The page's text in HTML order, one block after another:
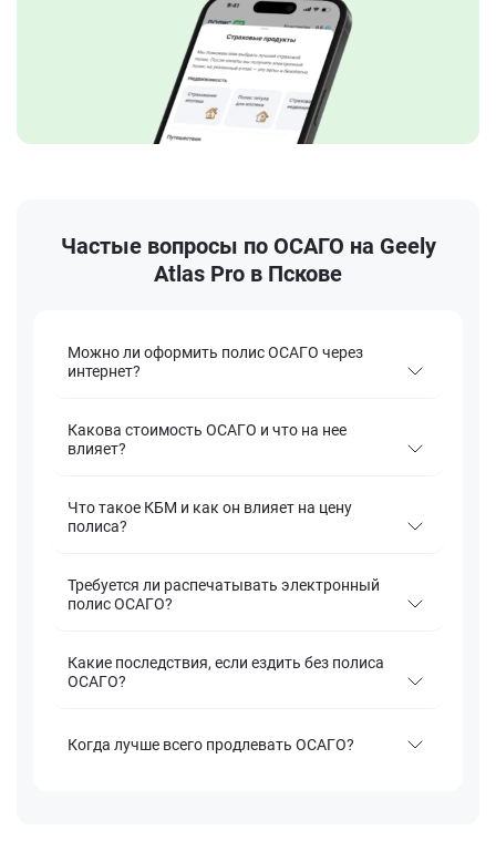
Частые вопросы по ОСАГО на Geely
Atlas Pro в Пскове
Можно ли оформить полис ОСАГО через
интернет?
Какова стоимость ОСАГО и что на нее
влияет?
Что такое КБМ и как он влияет на цену
полиса?
Требуется ли распечатывать электронный
полис ОСАГО?
Какие последствия, если ездить без полиса
ОСАГО?
Когда лучше всего продлевать ОСАГО?